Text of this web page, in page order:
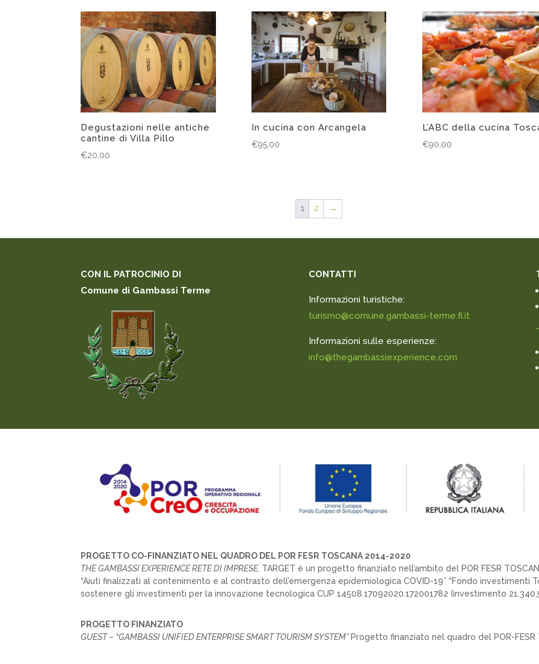
Degustazioni nelle antiche
cantine di Villa Pillo
€20,00
In cucina con Arcangela
€95,00
L’ABC della cucina
€90,00
1 2 →
CON IL PATROCINIO DI
Comune di Gambassi Terme
CONTATTI
Informazioni turistiche:
turismo@comune.gambassi-terme.fi.it
Informazioni sulle esperienze:
info@thegambassiexperience.com
PROGETTO CO-FINANZIATO NEL QUADRO DEL POR FESR TOSCANA 2014-2020
THE GAMBASSI EXPERIENCE RETE DI IMPRESE. TARGET è un progetto finanziato nell’ambito del POR FESR
“Aiuti finalizzati al contenimento e al contrasto dell’emergenza epidemiologica COVID-19” “Fondo investimenti
sostenere gli investimenti per la innovazione tecnologica CUP 14508.17092020.172001782 (investimento
PROGETTO FINANZIATO
GUEST – “GAMBASSI UNIFIED ENTERPRISE SMART TOURISM SYSTEM” Progetto finanziato nel quadro del POR-FESR